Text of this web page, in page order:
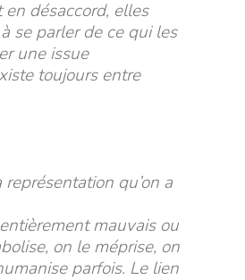
désaccord, elles
se parler de ce qui les
une issue
toujours entre
qu’on a
mauvais ou
on le méprise, on
parfois. Le lien